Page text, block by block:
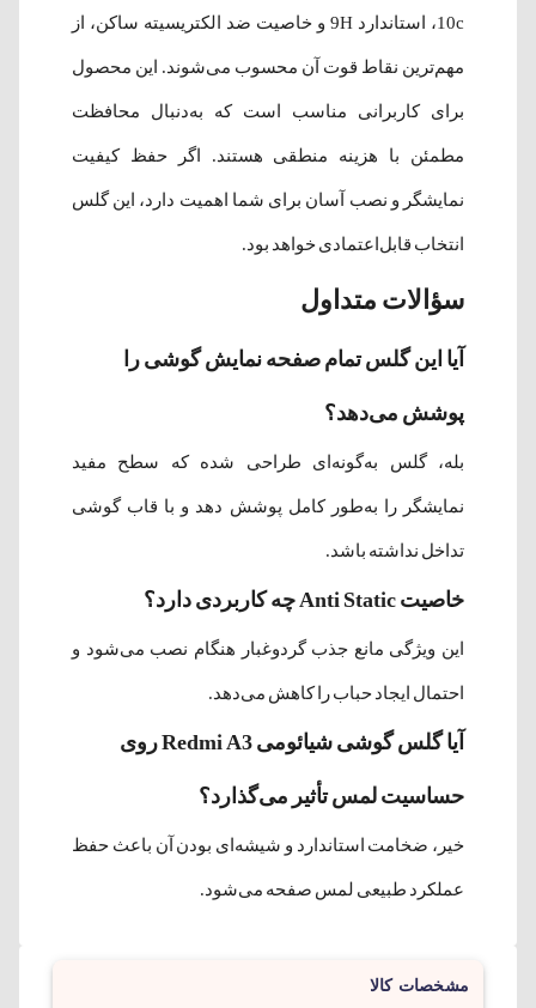
10c، استاندارد 9H و خاصیت ضد الکتریسیته ساکن، از
مهم‌ترین نقاط قوت آن محسوب می‌شوند. این محصول
برای کاربرانی مناسب است که به‌دنبال محافظت
مطمئن با هزینه منطقی هستند. اگر حفظ کیفیت
نمایشگر و نصب آسان برای شما اهمیت دارد، این گلس
انتخاب قابل‌اعتمادی خواهد بود.
سؤالات متداول
آیا این گلس تمام صفحه نمایش گوشی را
پوشش می‌دهد؟
بله، گلس به‌گونه‌ای طراحی شده که سطح مفید
نمایشگر را به‌طور کامل پوشش دهد و با قاب گوشی
تداخل نداشته باشد.
خاصیت Anti Static چه کاربردی دارد؟
این ویژگی مانع جذب گردوغبار هنگام نصب می‌شود و
احتمال ایجاد حباب را کاهش می‌دهد.
آیا گلس گوشی شیائومی Redmi A3 روی
حساسیت لمس تأثیر می‌گذارد؟
خیر، ضخامت استاندارد و شیشه‌ای بودن آن باعث حفظ
عملکرد طبیعی لمس صفحه می‌شود.
مشخصات کالا